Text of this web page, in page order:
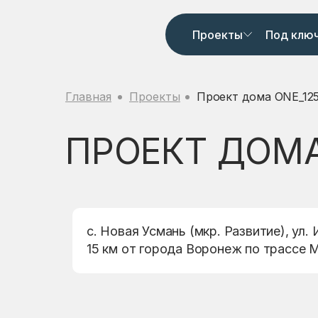
Под
Проекты
ПРОЕКТ ДОМА
с. Новая Усмань (мкр. Развитие), ул.
15 км от города Воронеж по трассе
Главная Проект дома ONE_125
Проекты